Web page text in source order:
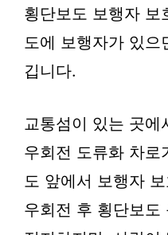
횡단보도 보행자 보
도에 보행자가 있으
깁니다.
교통섬이 있는 곳에
우회전 도류화 차로
도 앞에서 보행자
우회전 후 횡단보도